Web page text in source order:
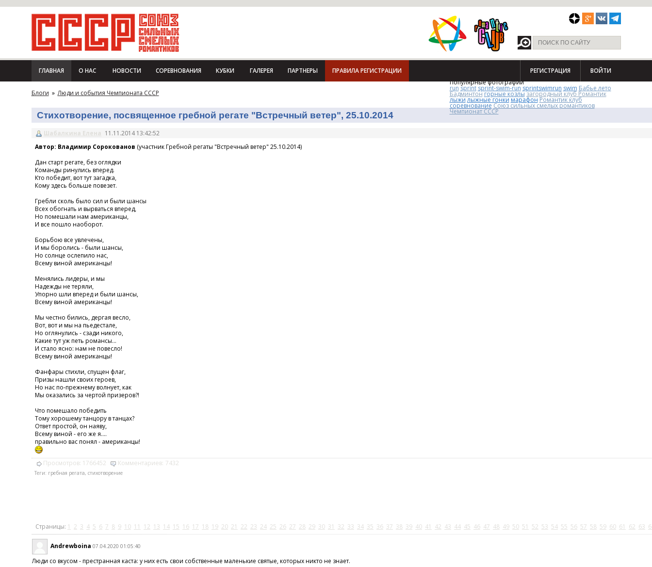
ГЛАВНАЯ О НАС НОВОСТИ СОРЕВНОВАНИЯ КУБКИ ГАЛЕРЕЯ ПАРТНЕРЫ ПРАВИЛА РЕГИСТРАЦИИ РЕГИСТРАЦИЯ ВОЙТИ
Блоги » Люди и события Чемпионата СССР
Стихотворение, посвященное гребной регате "Встречный ветер", 25.10.2014
Шабалкина Елена 11.11.2014 13:42:52
Автор: Владимир Сорокованов (участник Гребной регаты "Встречный ветер" 25.10.2014)
Дан старт регате, без оглядки
Команды ринулись вперед.
Кто победит, вот тут загадка,
Кому здесь больше повезет.
Гребли сколь было сил и были шансы
Всех обогнать и вырваться вперед,
Но помешали нам американцы,
И все пошло наоборот.
Борьбою все увлечены,
И мы боролись - были шансы,
Но солнце ослепило нас,
Всему виной американцы!
Менялись лидеры, и мы
Надежды не теряли,
Упорно шли вперед и были шансы,
Всему виной американцы!
Мы честно бились, дергая весло,
Вот, вот и мы на пьедестале,
Но оглянулись - сзади никого,
Какие тут уж петь романсы...
И стало ясно: нам не повесло!
Всему виной американцы!
Фанфары стихли, спущен флаг,
Призы нашли своих героев,
Но нас по-прежнему волнует, как
Мы оказались за чертой призеров?!
Что помешало победить
Тому хорошему танцору в танцах?
Ответ простой, он наяву,
Всему виной - его же я....
правильно вас понял - американцы!
Просмотров: 1766452 Комментариев: 7432
Теги: гребная регата, стихотворение
Страницы: 1 2 3 4 5 6 7 8 9 10 11 12 13 14 15 16 17 18 19 20 21 22 23 24 25 26 27 28 29 30 31 32 33 34 35 36 37 38 39 40 41 42 43 44 45 46 47 48 49 50 51 52 53 54 55 56 57 58 59 60 61 62 63
Andrewboina 07.04.2020 01:05:40
Люди со вкусом - престранная каста: у них есть свои собственные маленькие святые, которых никто не знает.
Популярные фотографии
run sprint sprint-swim-run sprintswimrun swim Бабье лето
Бадминтонгорные козлызагородный клуб Романтик
лыжилыжные гонкимарафон Романтик клуб
соревнованиеСоюз сильных смелых романтиков
Чемпионат СССР